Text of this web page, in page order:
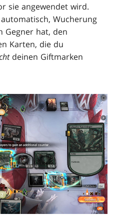
sie angewendet wird.
Wucherung
Gegner hat, den
Karten, die du
deinen Giftmarken